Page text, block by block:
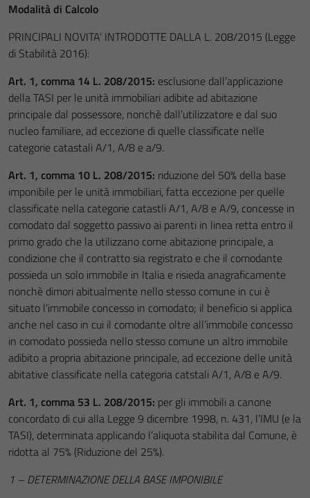
Modalità di Calcolo
PRINCIPALI NOVITA’ INTRODOTTE DALLA L. 208/2015 (Legge
di Stabilità 2016):
Art. 1, comma 14 L. 208/2015: esclusione dall’applicazione
della TASI per le unità immobiliari adibite ad abitazione
principale dal possessore, nonchè dall’utilizzatore e dal suo
nucleo familiare, ad eccezione di quelle classificate nelle
categorie catastali A/1, A/8 e a/9.
Art. 1, comma 10 L. 208/2015: riduzione del 50% della base
imponibile per le unità immobiliari, fatta eccezione per quelle
classificate nella categorie catastli A/1, A/8 e A/9, concesse in
comodato dal soggetto passivo ai parenti in linea retta entro il
primo grado che la utilizzano come abitazione principale, a
condizione che il contratto sia registrato e che il comodante
possieda un solo immobile in Italia e risieda anagraficamente
nonchè dimori abitualmente nello stesso comune in cui è
situato l’immobile concesso in comodato; il beneficio si applica
anche nel caso in cui il comodante oltre all’immobile concesso
in comodato possieda nello stesso comune un altro immobile
adibito a propria abitazione principale, ad eccezione delle unità
abitative classificate nella categoria catstali A/1, A/8 e A/9.
Art. 1, comma 53 L. 208/2015: per gli immobili a canone
concordato di cui alla Legge 9 dicembre 1998, n. 431, l’IMU (e la
TASI), determinata applicando l’aliquota stabilita dal Comune, è
ridotta al 75% (Riduzione del 25%).
1 – DETERMINAZIONE DELLA BASE IMPONIBILE